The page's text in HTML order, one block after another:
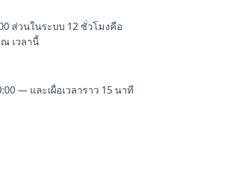
ส่วนในระบบ 12 ชั่วโมงคือ
เวลานี้
— และเผื่อเวลาราว 15 นาที